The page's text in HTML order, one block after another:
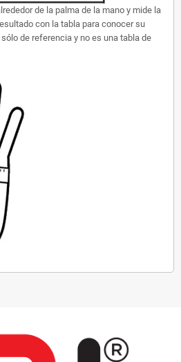
de la palma de la mano y mide la
con la tabla para conocer su
de referencia y no es una tabla de